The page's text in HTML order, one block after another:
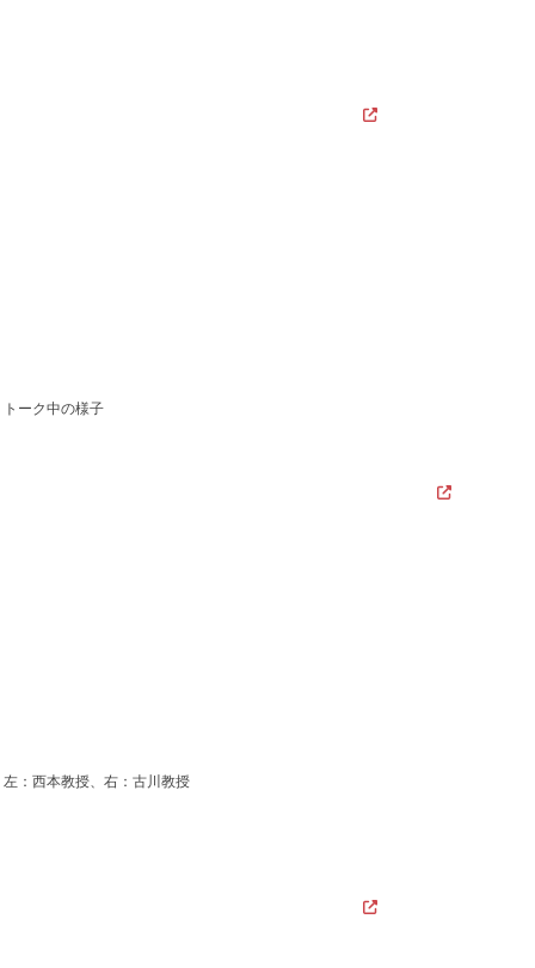
トーク中の様子
左：西本教授、右：古川教授